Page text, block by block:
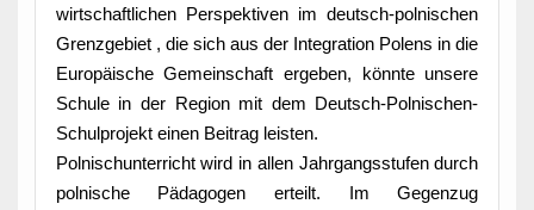
wirtschaftlichen Perspektiven im deutsch-polnischen
Grenzgebiet , die sich aus der Integration Polens in die
Europäische Gemeinschaft ergeben, könnte unsere
Schule in der Region mit dem Deutsch-Polnischen-
Schulprojekt einen Beitrag leisten.
Polnischunterricht wird in allen Jahrgangsstufen durch
polnische Pädagogen erteilt. Im Gegenzug